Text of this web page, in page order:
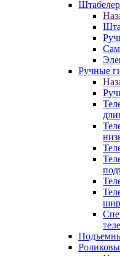
Ручные